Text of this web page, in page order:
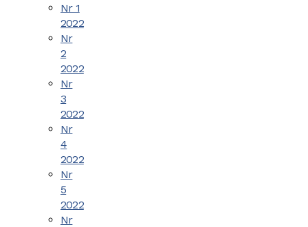
Nr 1
2022
Nr
2
2022
Nr
3
2022
Nr
4
2022
Nr
5
2022
Nr